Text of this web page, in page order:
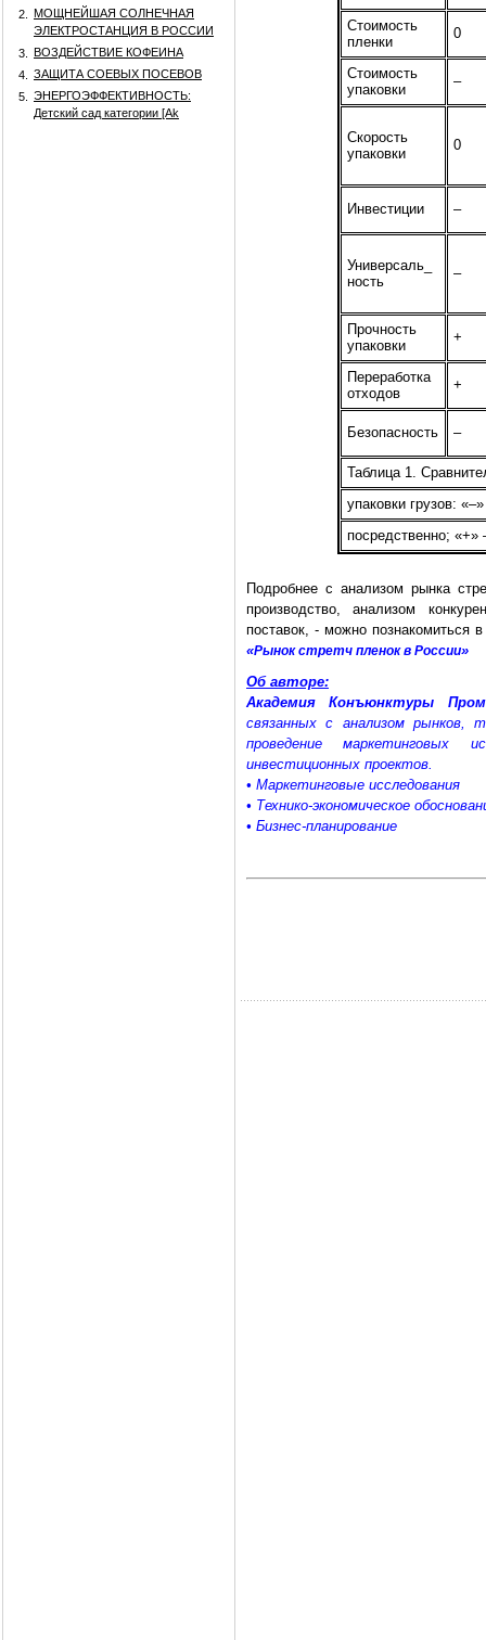
2.
МОЩНЕЙШАЯ СОЛНЕЧНАЯ
ЭЛЕКТРОСТАНЦИЯ В РОССИИ
3.
ВОЗДЕЙСТВИЕ КОФЕИНА
4.
ЗАЩИТА СОЕВЫХ ПОСЕВОВ
5.
ЭНЕРГОЭФФЕКТИВНОСТЬ:
Детский сад категории [Аk
Стоимость
пленки
0
Стоимость
упаковки
–
Скорость
упаковки
0
Инвестиции –
Универсаль_
ность
–
Прочность
упаковки
+
Переработка
отходов
+
Безопасность –
Таблица 1.
упаковки грузов:
посредственно;
Подробнее с анализом рынка
производство, анализом
поставок, - можно
«Рынок стретч пленок в России»
Об авторе:
Академия Конъюнктуры
связанных с анализом рынков,
проведение маркетинговых
инвестиционных проектов.
• Маркетинговые исследования
• Технико-экономическое
• Бизнес-планирование